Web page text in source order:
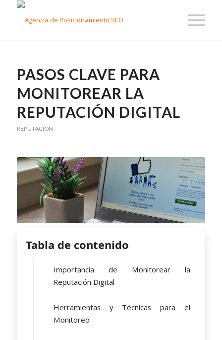
PASOS CLAVE PARA
MONITOREAR LA
REPUTACIÓN DIGITAL
REPUTACIÓN
Tabla de contenido
Importancia de Monitorear la
Reputación Digital
Herramientas y Técnicas para el
Monitoreo